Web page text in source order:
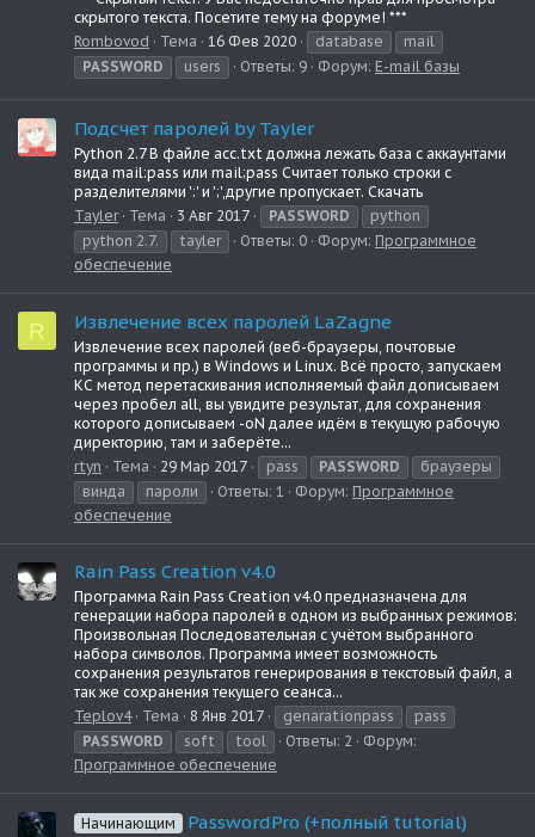
скрытого текста. Посетите тему на форуме! ***
Rombovod
Тема 16 Фев 2020 database
mail
PASSWORD
users Ответы: 9 Форум: E-mail базы
Подсчет паролей by Tayler
Python 2.7 В файле acc.txt должна лежать база с аккаунтами
вида mail:pass или mail;pass Считает только строки с
разделителями ':' и ';',другие пропускает. Скачать
Tayler
Тема 3 Авг 2017 PASSWORD
python
python 2.7.
tayler Ответы: 0 Форум: Программное
обеспечение
R Извлечение всех паролей LaZagne
Извлечение всех паролей (веб-браузеры, почтовые
программы и пр.) в Windows и Linux. Всё просто, запускаем
КС метод перетаскивания исполняемый файл дописываем
через пробел all, вы увидите результат, для сохранения
которого дописываем -oN далее идём в текущую рабочую
директорию, там и заберёте...
rtyn
Тема 29 Мар 2017 pass PASSWORD
браузеры
винда
пароли Ответы: 1 Форум: Программное
обеспечение
Rain Pass Creation v4.0
Программа Rain Pass Creation v4.0 предназначена для
генерации набора паролей в одном из выбранных режимов:
Произвольная Последовательная с учётом выбранного
набора символов. Программа имеет возможность
сохранения результатов генерирования в текстовый файл, а
так же сохранения текущего сеанса...
Teplov4
Тема 8 Янв 2017 genarationpass
pass
PASSWORD
soft tool Ответы: 2
Форум:
Программное обеспечение
Начинающим PasswordPro (+полный tutorial)